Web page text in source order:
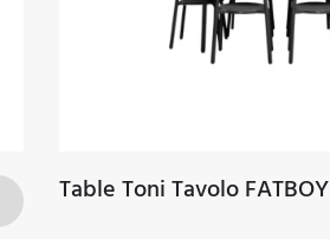
Table Toni Tavolo FATBOY